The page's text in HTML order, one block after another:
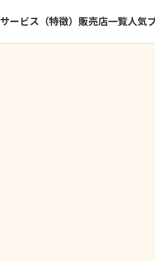
サービス（特徴） 販売店一覧人気